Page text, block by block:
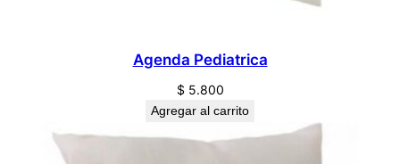
Agenda Pediatrica
$5.800
Agregar al carrito